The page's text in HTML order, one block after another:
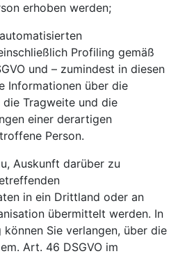
erhoben werden;
Profiling gemäß
und – zumindest in diesen
Informationen über die
Tragweite und die
einer derartigen
Person.
Auskunft darüber zu
in ein Drittland oder an
übermittelt werden. In
können Sie verlangen, über die
Art. 46 DSGVO im